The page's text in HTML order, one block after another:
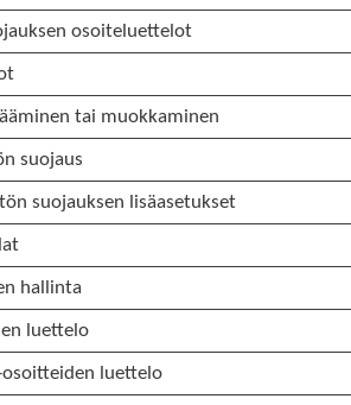
osoiteluettelot
tai muokkaminen
suojaus
suojauksen lisäasetukset
hallinta
luettelo
osoitteiden luettelo